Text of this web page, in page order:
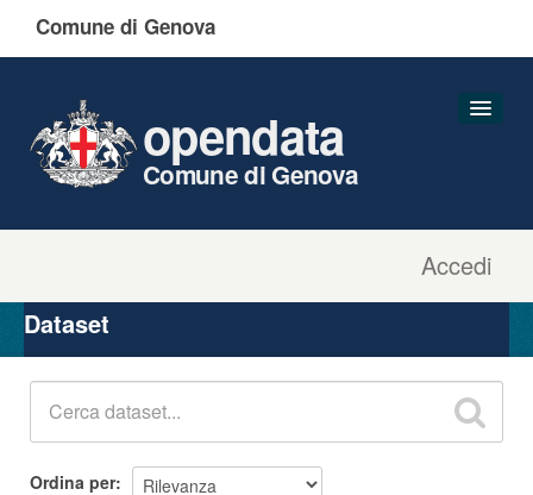
Comune di Genova
Accedi
opendata
Comune di Genova
Organizzazioni
Gruppi
Dataset
Ordina per